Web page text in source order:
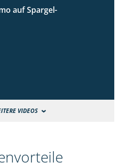
auf Spargel-
VIDEOS